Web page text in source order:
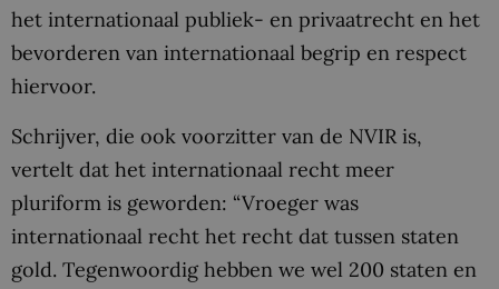
het internationaal publiek- en privaatrecht en het
bevorderen van internationaal begrip en respect
hiervoor.
Schrijver, die ook voorzitter van de NVIR is,
vertelt dat het internationaal recht meer
pluriform is geworden: “Vroeger was
internationaal recht het recht dat tussen staten
gold. Tegenwoordig hebben we wel 200 staten en